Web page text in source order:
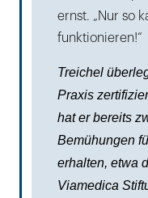
ernst. „Nur so
funktionieren!“
Treichel
Praxis
hat er bereits
Bemühungen
erhalten, etwa
Viamedica